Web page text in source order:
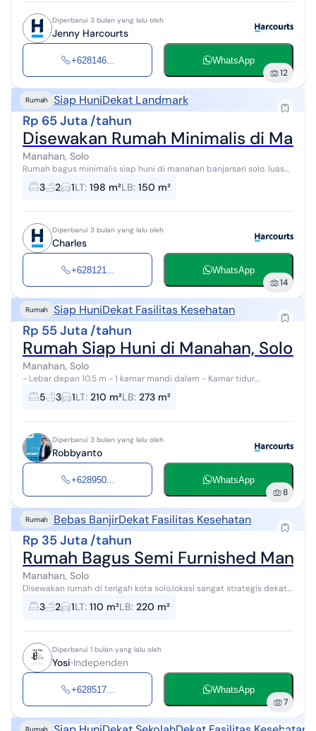
Diperbarui 3 bulan yang lalu oleh
Jenny Harcourts
+628146... WhatsApp
12
Rumah Siap HuniDekat Landmark
Rp 65 Juta /tahun
Disewakan Rumah Minimalis di
Manahan, Solo
Rumah bagus minimalis siap huni di manahan banjarsari solo. luas
tanah 198m2, lebar depan 10,5m, luas bangunan 150m2, 3 kamar
tidur, 2 kamar m...
3 2 1LT: 198 m²LB: 150 m²
Diperbarui 3 bulan yang lalu oleh
Charles
+628121... WhatsApp
14
Rumah Siap HuniDekat Fasilitas Kesehatan
Rp 55 Juta /tahun
Rumah Siap Huni di Manahan, Solo
Manahan, Solo
- Lebar depan 10,5 m - 1 kamar mandi dalam - Kamar tidur
pembantu - Kamar tidur driver - Listrik 3500 W - Air sumur +
tandon - Lokasi dekat...
5 3 1LT: 210 m²LB: 273 m²
Diperbarui 3 bulan yang lalu oleh
Robbyanto
+628950... WhatsApp
8
Rumah Bebas BanjirDekat Fasilitas Kesehatan
Rp 35 Juta /tahun
Rumah Bagus Semi Furnished
Manahan, Solo
Disewakan rumah di tengah kota solo,lokasi sangat strategis dekat
dengan stadion manahan dan dekat dengan fasilitas umum(dekat
dengan rumah sakit,s...
3 2 1LT: 110 m²LB: 220 m²
Diperbarui 1 bulan yang lalu oleh
Yosi Independen
+628517... WhatsApp
7